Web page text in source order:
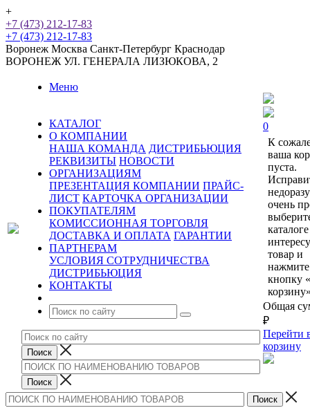
+
+7 (473) 212-17-83
+7 (473) 212-17-83
Воронеж Москва Санкт-Петербург Краснодар
ВОРОНЕЖ УЛ. ГЕНЕРАЛА ЛИЗЮКОВА, 2
Меню
КАТАЛОГ
О КОМПАНИИ
НАША КОМАНДА ДИСТРИБЬЮЦИЯ
РЕКВИЗИТЫ НОВОСТИ
ОРГАНИЗАЦИЯМ
ПРЕЗЕНТАЦИЯ КОМПАНИИ ПРАЙС-
ЛИСТ КАРТОЧКА ОРГАНИЗАЦИИ
ПОКУПАТЕЛЯМ
КОМИССИОННАЯ ТОРГОВЛЯ
ДОСТАВКА И ОПЛАТА ГАРАНТИИ
ПАРТНЕРАМ
УСЛОВИЯ СОТРУДНИЧЕСТВА
ДИСТРИБЬЮЦИЯ
КОНТАКТЫ
0
К
ваша
пуста.
очень
каталоге
товар и
нажмите
кнопку
Общая
₽
Перейти
корзину